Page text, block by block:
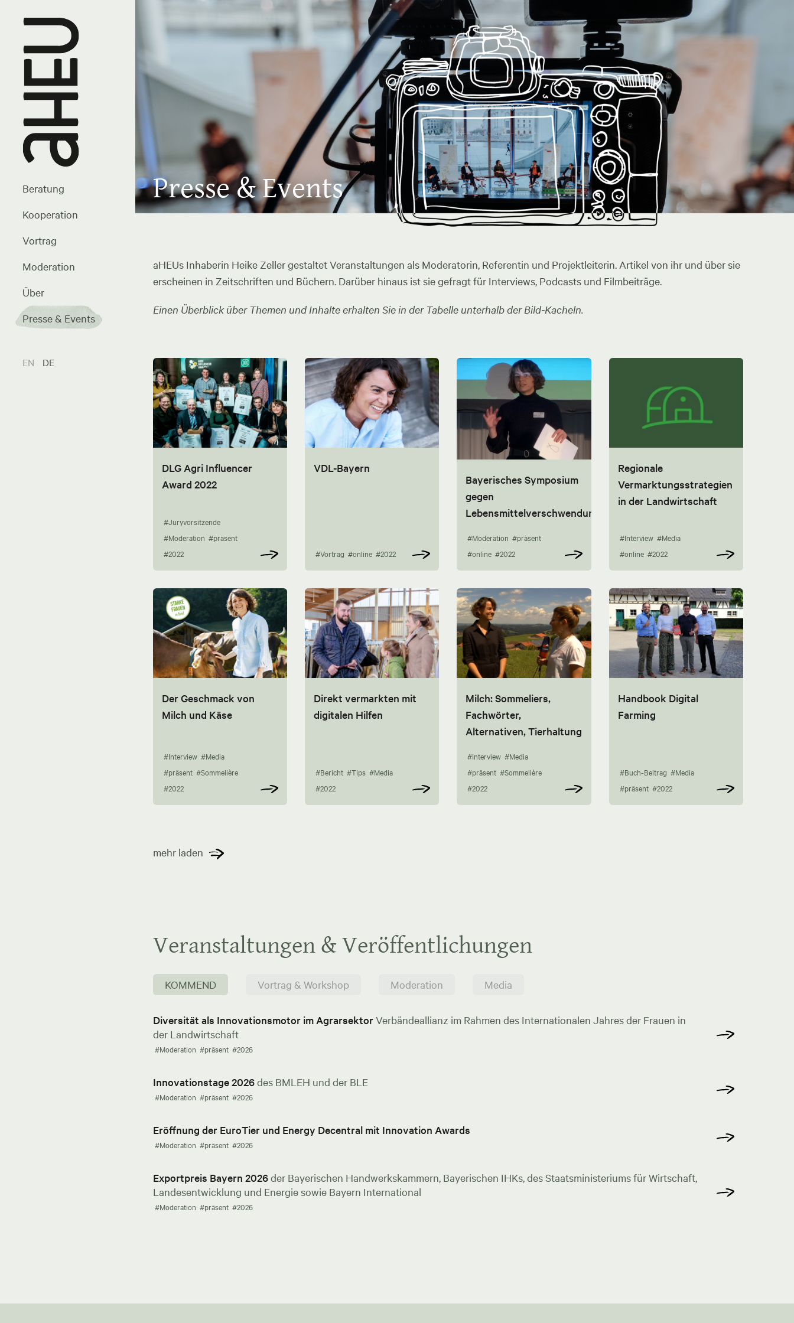
Beratung
Kooperation
Vortrag
Moderation
Über
Presse & Events
EN DE
Presse & Events
aHEUs Inhaberin Heike Zeller gestaltet Veranstaltungen als Moderatorin, Referentin und Projektleiterin. Artikel von ihr und über sie
erscheinen in Zeitschriften und Büchern. Darüber hinaus ist sie gefragt für Interviews, Podcasts und Filmbeiträge.
Einen Überblick über Themen und Inhalte erhalten Sie in der Tabelle unterhalb der Bild-Kacheln.
DLG Agri Influencer
Award 2022
#Juryvorsitzende
#Moderation #präsent
#2022
VDL-Bayern
#Vortrag #online #2022
Bayerisches Symposium
gegen
Lebensmittelverschwendung
#Moderation #präsent
#online #2022
Regionale
Vermarktungsstrategien
in der Landwirtschaft
#Interview #Media
#online #2022
Der Geschmack von
Milch und Käse
#Interview #Media
#präsent #Sommelière
#2022
Direkt vermarkten mit
digitalen Hilfen
#Bericht #Tips #Media
#2022
Milch: Sommeliers,
Fachwörter,
Alternativen, Tierhaltung
#Interview #Media
#präsent #Sommelière
#2022
Handbook Digital
Farming
#Buch-Beitrag #Media
#präsent #2022
mehr laden
Veranstaltungen & Veröffentlichungen
KOMMEND Vortrag & Workshop Moderation Media
Diversität als Innovationsmotor im AgrarsektorVerbändeallianz im Rahmen des Internationalen Jahres der Frauen in
der Landwirtschaft
#Moderation #präsent #2026
Innovationstage 2026des BMLEH und der BLE
#Moderation #präsent #2026
Eröffnung der EuroTier und Energy Decentral mit Innovation Awards
#Moderation #präsent #2026
Exportpreis Bayern 2026der Bayerischen Handwerkskammern, Bayerischen IHKs, des Staatsministeriums für Wirtschaft,
Landesentwicklung und Energie sowie Bayern International
#Moderation #präsent #2026